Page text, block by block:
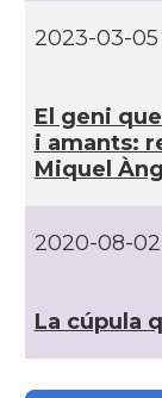
2023-03-05
El geni
i amants:
Miquel
2020-08-02
La cúpula